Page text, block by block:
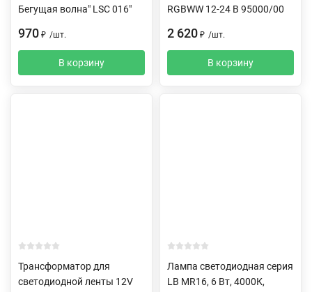
Бегущая волна" LSC 016"
970 ₽ /шт.
В корзину
RGBWW 12-24 В 95000/00
2 620 ₽ /шт.
В корзину
Трансформатор для
светодиодной ленты 12V
Лампа светодиодная серия
LB MR16, 6 Вт, 4000К,